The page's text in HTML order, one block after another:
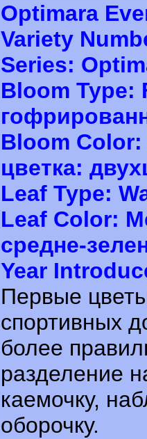
Optimara
Variety
Series:
Bloom Type:
Bloom
цветка:
Leaf Type:
Leaf Color:
средне-
Year
Первые
спортивных
более
разделение
каемочку,
оборочку.